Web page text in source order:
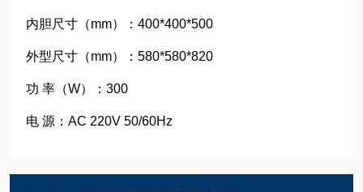
内胆尺寸（mm）：400*400*500
外型尺寸（mm）：580*580*820
功 率（W）：300
电 源：AC 220V 50/60Hz